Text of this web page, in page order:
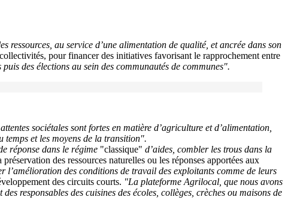
ressources, au service d’une alimentation de qualité, et ancrée dans son
pour financer des initiatives favorisant le rapprochement entre
des élections au sein des communautés de communes".
sociétales sont fortes en matière d’agriculture et d’alimentation,
temps et les moyens de la transition".
réponse dans le régime "classique" d’aides, combler les trous dans la
des ressources naturelles ou les réponses apportées aux
l’amélioration des conditions de travail des exploitants comme de leurs
des circuits courts. "La plateforme Agrilocal, que nous avons
responsables des cuisines des écoles, collèges, crèches ou maisons de